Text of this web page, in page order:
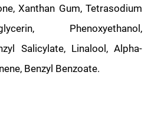
Xanthan Gum, Tetrasodium
Phenoxyethanol,
Salicylate, Linalool, Alpha-
Benzyl Benzoate.